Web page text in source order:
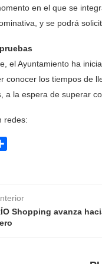
en el que se
y se podrá
el Ayuntamiento ha
conocer los tiempos de
a la espera de superar
redes:
Shopping avanza